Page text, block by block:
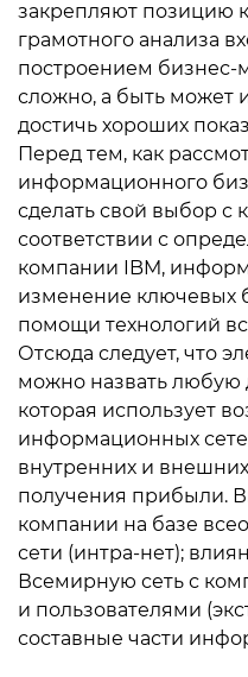
закрепляют позицию
грамотного анализа
построением бизнес-
сложно, а быть может
достичь хороших
Перед тем, как
информационного
сделать свой выбор
соответствии с
компании IBM,
изменение ключевых
помощи технологий
Отсюда следует, что
можно назвать любую
которая использует
информационных
внутренних и
получения прибыли.
компании на базе
сети (интра-нет);
Всемирную сеть с
и пользователями
составные части